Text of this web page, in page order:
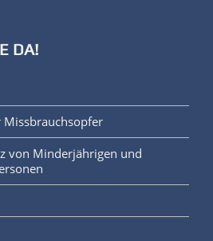
DA!
von Minderjährigen und